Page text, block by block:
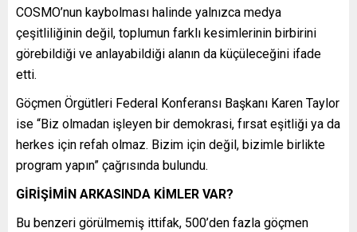
COSMO’nun kaybolması halinde yalnızca medya
çeşitliliğinin değil, toplumun farklı kesimlerinin birbirini
görebildiği ve anlayabildiği alanın da küçüleceğini ifade
etti.
Göçmen Örgütleri Federal Konferansı Başkanı Karen Taylor
ise “Biz olmadan işleyen bir demokrasi, fırsat eşitliği ya da
herkes için refah olmaz. Bizim için değil, bizimle birlikte
program yapın” çağrısında bulundu.
GİRİŞİMİN ARKASINDA KİMLER VAR?
Bu benzeri görülmemiş ittifak, 500’den fazla göçmen